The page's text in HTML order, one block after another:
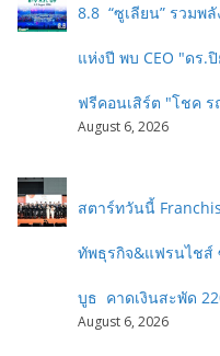
8.8 “ซูเลียน” รวมพ
แห่งปี พบ CEO "ดร.
ฟรีคอนเสิร์ต "โชค ร
August 6, 2026
สตาร์ทวันนี้
ทัพธุรกิจ&แฟรนไชส์
บูธ คาดเงินสะพัด
August 6, 2026